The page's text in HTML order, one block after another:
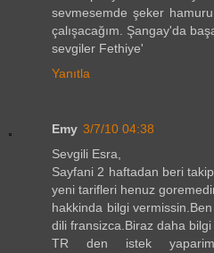
sevmesemde şeker
çalışacağım. Şangay'da
sevgiler Fethiye'
Yanıtla
Emy 3/7/10 04:38
Sevgili Esra,
Sayfani 2 haftadan beri
yeni tarifleri henuz
hakkinda bilgi
dili fransizca.Biraz daha
TR den istek yaparim